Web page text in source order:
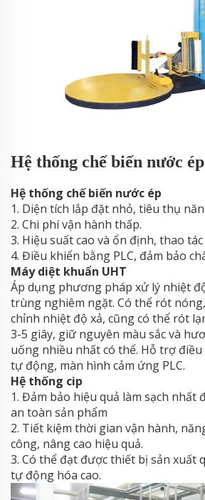
Hệ thống chế biến nước ép
Hệ thống chế biến nước ép
1. Diện tích lắp đặt nhỏ, tiêu thụ
2. Chi phí vận hành thấp.
3. Hiệu suất cao và ổn định, thao
4. Điều khiển bằng PLC, đảm bảo
Máy diệt khuẩn UHT
Áp dụng phương pháp xử lý nhiệt
trùng nghiêm ngặt. Có thể rót
chỉnh nhiệt độ xả, cũng có thể rót
3-5 giây, giữ nguyên màu sắc và
uống nhiều nhất có thể. Hỗ trợ
tự động, màn hình cảm ứng PLC.
Hệ thống cip
1. Đảm bảo hiệu quả làm sạch nhất
an toàn sản phẩm
2. Tiết kiệm thời gian vận hành,
công, nâng cao hiệu quả.
3. Có thể đạt được thiết bị sản xuất
tự động hóa cao.